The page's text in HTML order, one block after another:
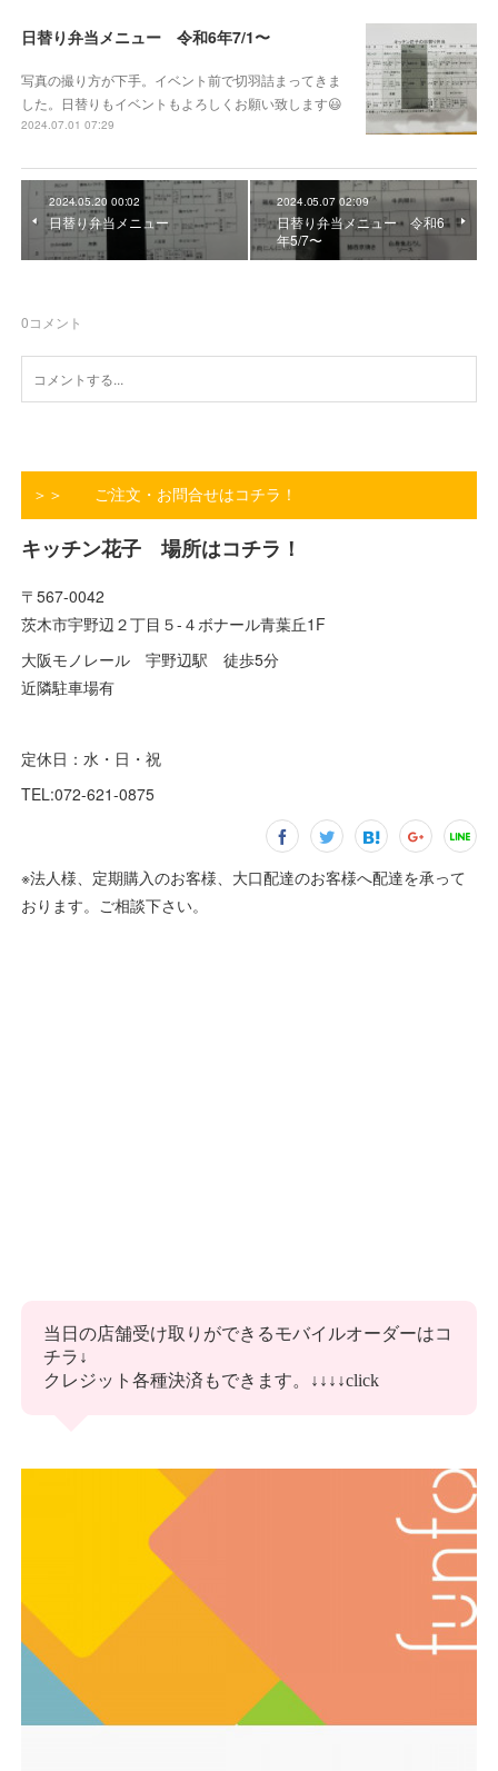
日替り弁当メニュー 令和6年7/1〜
写真の撮り方が下手。イベント前で切羽詰まってきま
した。日替りもイベントもよろしくお願い致します😃
2024.07.01 07:29
2024.05.20 00:02
日替り弁当メニュー
2024.05.07 02:09
日替り弁当メニュー 令和6
年5/7〜
0コメント
＞＞ ご注文・お問合せはコチラ！
キッチン花子 場所はコチラ！
〒567-0042
茨木市宇野辺２丁目５-４ボナール青葉丘1F
大阪モノレール 宇野辺駅 徒歩5分
近隣駐車場有
定休日：水・日・祝
TEL:072-621-0875
※法人様、定期購入のお客様、大口配達のお客様へ配達を承って
おります。ご相談下さい。